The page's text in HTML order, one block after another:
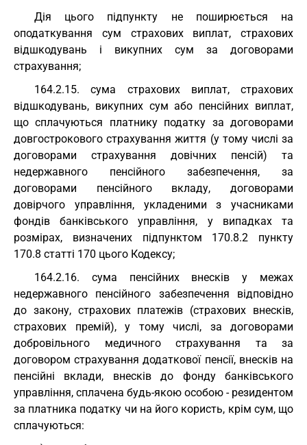
Дія цього підпункту не поширюється на
оподаткування сум страхових виплат, страхових
відшкодувань і викупних сум за договорами
страхування;
164.2.15. сума страхових виплат, страхових
відшкодувань, викупних сум або пенсійних виплат,
що сплачуються платнику податку за договорами
довгострокового страхування життя (у тому числі за
договорами страхування довічних пенсій) та
недержавного пенсійного забезпечення, за
договорами пенсійного вкладу, договорами
довірчого управління, укладеними з учасниками
фондів банківського управління, у випадках та
розмірах, визначених підпунктом 170.8.2 пункту
170.8 статті 170 цього Кодексу;
164.2.16. сума пенсійних внесків у межах
недержавного пенсійного забезпечення відповідно
до закону, страхових платежів (страхових внесків,
страхових премій), у тому числі, за договорами
добровільного медичного страхування та за
договором страхування додаткової пенсії, внесків на
пенсійні вклади, внесків до фонду банківського
управління, сплачена будь-якою особою - резидентом
за платника податку чи на його користь, крім сум, що
сплачуються: